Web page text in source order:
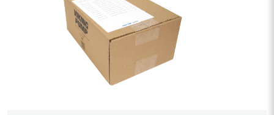
Custom Content Two
Image